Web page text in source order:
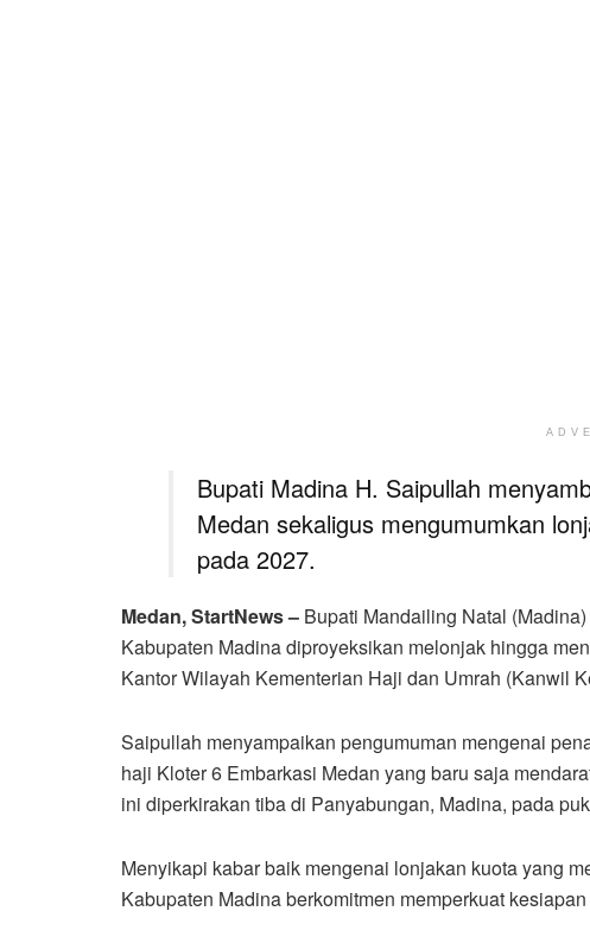
Bupati Madina H. Saipullah
Medan sekaligus mengumumkan
pada 2027.
Medan, StartNews – Bupati Mandailing Natal
Kabupaten Madina diproyeksikan melonjak hingga
Kantor Wilayah Kementerian Haji dan Umrah (Kanwil
Saipullah menyampaikan pengumuman mengenai
haji Kloter 6 Embarkasi Medan yang baru saja
ini diperkirakan tiba di Panyabungan, Madina, pada
Menyikapi kabar baik mengenai lonjakan kuota yang
Kabupaten Madina berkomitmen memperkuat